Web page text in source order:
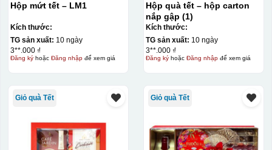
Hộp mứt tết – LM1
Kích thước:
TG sản xuất: 10 ngày
3**.000 ₫
Đăng kýhoặc Đăng nhậpđể xem giá
Hộp quà tết – hộp carton
nắp gập (1)
Kích thước:
TG sản xuất: 10 ngày
3**.000 ₫
Đăng kýhoặc Đăng nhậpđể xem giá
Giỏ quà Tết Giỏ quà Tết